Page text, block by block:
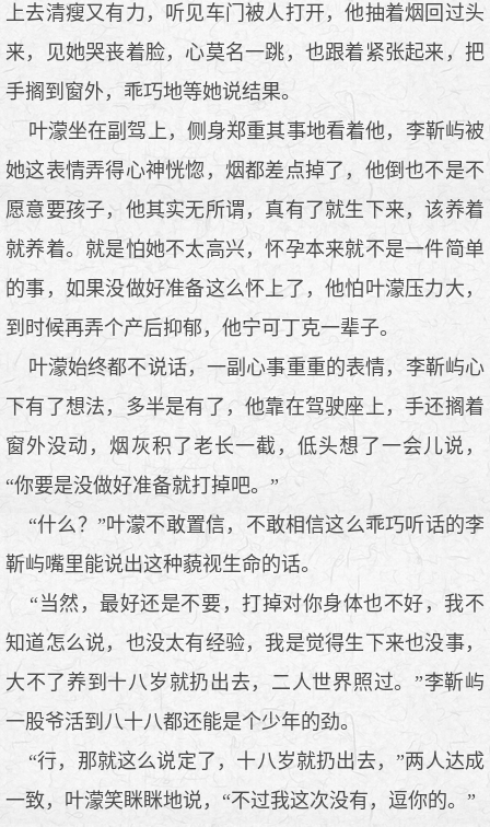
上去清瘦又有力，听见车门被人打开，他抽着烟回过头
来，见她哭丧着脸，心莫名一跳，也跟着紧张起来，把
手搁到窗外，乖巧地等她说结果。
叶濛坐在副驾上，侧身郑重其事地看着他，李靳屿被
她这表情弄得心神恍惚，烟都差点掉了，他倒也不是不
愿意要孩子，他其实无所谓，真有了就生下来，该养着
就养着。就是怕她不太高兴，怀孕本来就不是一件简单
的事，如果没做好准备这么怀上了，他怕叶濛压力大，
到时候再弄个产后抑郁，他宁可丁克一辈子。
叶濛始终都不说话，一副心事重重的表情，李靳屿心
下有了想法，多半是有了，他靠在驾驶座上，手还搁着
窗外没动，烟灰积了老长一截，低头想了一会儿说，
“你要是没做好准备就打掉吧。”
“什么？”叶濛不敢置信，不敢相信这么乖巧听话的李
靳屿嘴里能说出这种藐视生命的话。
“当然，最好还是不要，打掉对你身体也不好，我不
知道怎么说，也没太有经验，我是觉得生下来也没事，
大不了养到十八岁就扔出去，二人世界照过。”李靳屿
一股爷活到八十八都还能是个少年的劲。
“行，那就这么说定了，十八岁就扔出去，”两人达成
一致，叶濛笑眯眯地说，“不过我这次没有，逗你的。”